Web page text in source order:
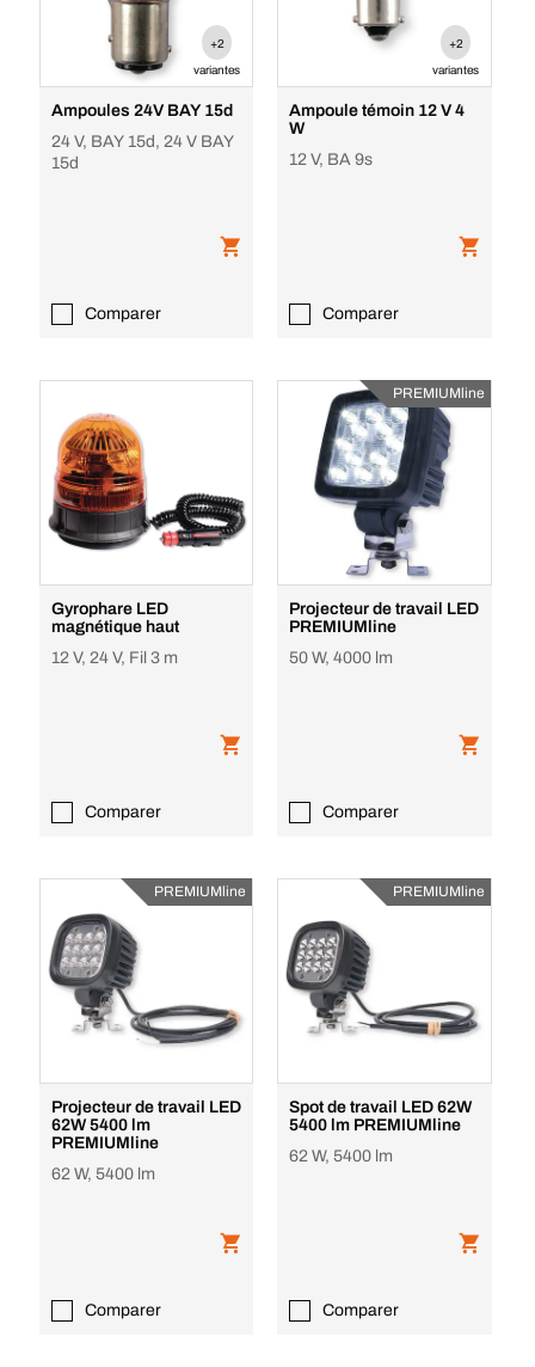
+2
variantes
Ampoules 24V BAY 15d
24 V, BAY 15d, 24 V BAY
15d
Comparer
+2
variantes
Ampoule témoin 12 V 4
W
12 V, BA 9s
Comparer
Gyrophare LED
magnétique haut
12 V, 24 V, Fil 3 m
Comparer
PREMIUMline
Projecteur de travail LED
PREMIUMline
50 W, 4000 lm
Comparer
PREMIUMline
Projecteur de travail LED
62W 5400 lm
PREMIUMline
62 W, 5400 lm
Comparer
PREMIUMline
Spot de travail LED 62W
5400 lm PREMIUMline
62 W, 5400 lm
Comparer